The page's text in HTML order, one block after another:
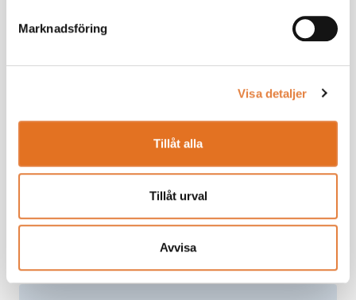
Marknadsföring
Visa detaljer
Tillåt alla
Tillåt urval
Avvisa
Logga in
medlemsregistret@tmf.se- alla vardagar kl 08:30-